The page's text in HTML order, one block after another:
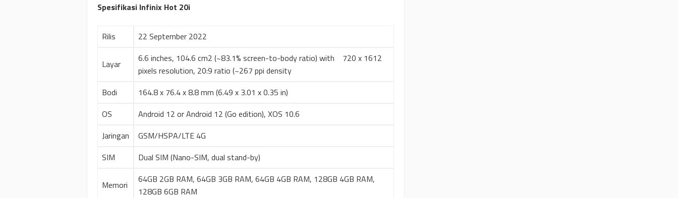
Spesifikasi Infinix Hot 20i
Rilis 22 September 2022
Layar
6.6 inches, 104.6 cm2 (~83.1% screen-to-body ratio) with 720 x 1612
pixels resolution, 20:9 ratio (~267 ppi density
Bodi
164.8 x 76.4 x 8.8 mm (6.49 x 3.01 x 0.35 in)
OS
Android 12 or Android 12 (Go edition), XOS 10.6
Jaringan
GSM/HSPA/LTE 4G
SIM
Dual SIM (Nano-SIM, dual stand-by)
Memori
64GB 2GB RAM, 64GB 3GB RAM, 64GB 4GB RAM, 128GB 4GB RAM,
128GB 6GB RAM